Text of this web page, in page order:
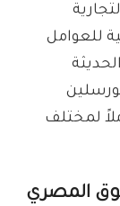
للعوامل
لمختلف
المصري